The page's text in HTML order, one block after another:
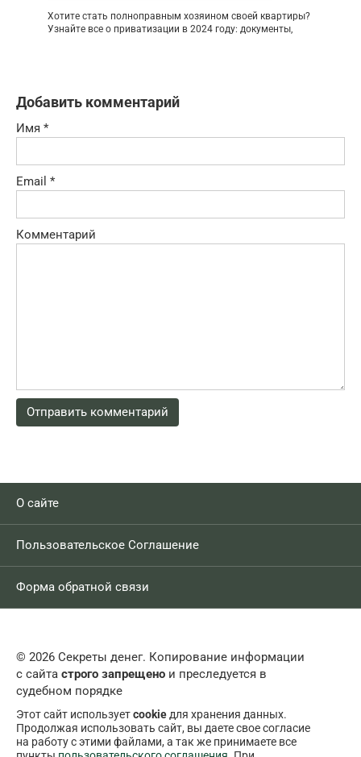
Хотите стать полноправным хозяином своей квартиры?
Узнайте все о приватизации в 2024 году: документы,
Добавить комментарий
Имя *
Email *
Комментарий
О сайте
Пользовательское Соглашение
Форма обратной связи
© 2026 Секреты денег. Копирование информации
с сайта строго запрещено и преследуется в
судебном порядке
Этот сайт используетcookie для хранения данных.
Продолжая использовать сайт, вы даете свое согласие
на работу с этими файлами, а так же принимаете все